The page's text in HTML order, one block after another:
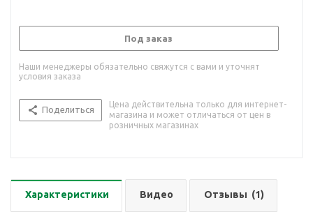
Под заказ
Наши менеджеры обязательно свяжутся с вами и уточнят
условия заказа
Поделиться
Цена действительна только для интернет-
магазина и может отличаться от цен в
розничных магазинах
Характеристики Видео Отзывы (1)